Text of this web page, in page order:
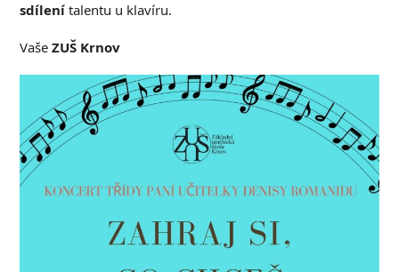
sdílení talentu u klavíru.
VašeZUŠ Krnov